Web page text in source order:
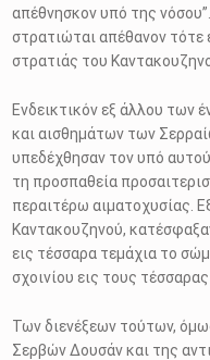
απέθνησκον υπό της
στρατιώται απέθανον τότε
στρατιάς του
Ενδεικτικόν εξ άλλου των
και αισθημάτων των
υπεδέχθησαν τον υπό
τη προσπαθεία
περαιτέρω αιματοχυσίας.
Καντακουζηνού,
εις τέσσαρα τεμάχια το
σχοινίου εις τους
Των διενέξεων τούτων,
Σερβών Δουσάν και της